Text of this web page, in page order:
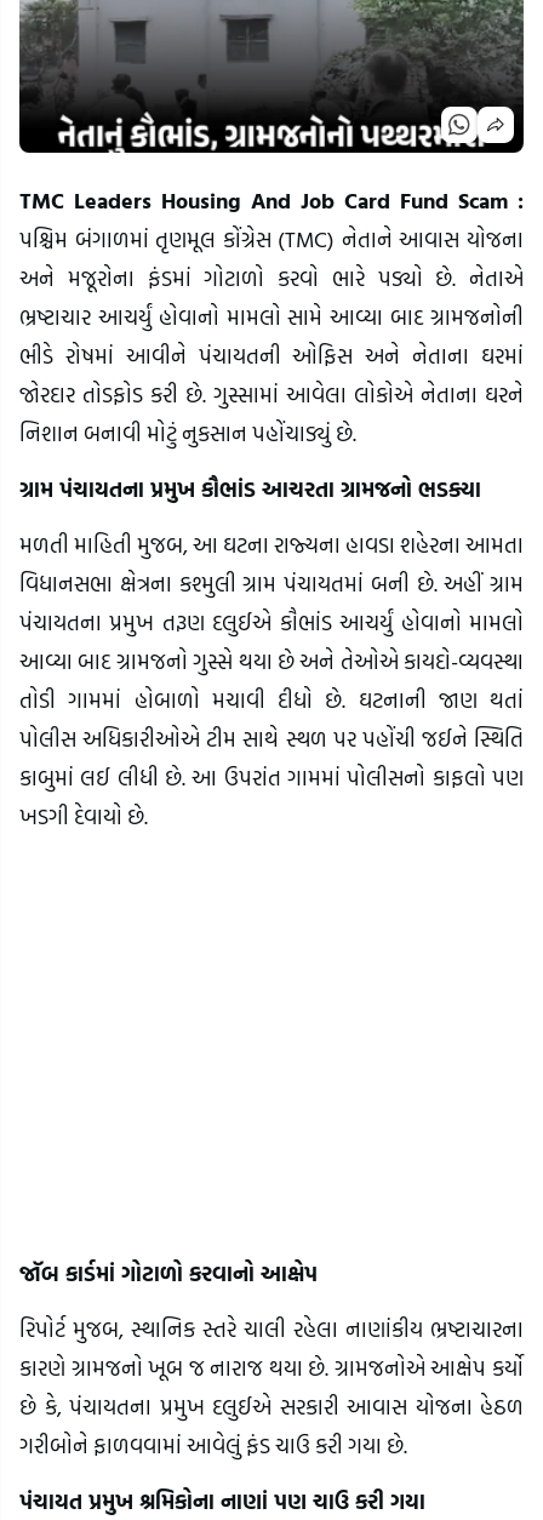
TMC Leaders Housing And Job Card Fund Scam :
પશ્ચિમ બંગાળમાં તૃણમૂલ કોંગ્રેસ (TMC) નેતાને આવાસ યોજના
અને મજૂરોના ફંડમાં ગોટાળો કરવો ભારે પડ્યો છે. નેતાએ
ભ્રષ્ટાચાર આચર્યું હોવાનો મામલો સામે આવ્યા બાદ ગ્રામજનોની
ભીડે રોષમાં આવીને પંચાયતની ઓફિસ અને નેતાના ઘરમાં
જોરદાર તોડફોડ કરી છે. ગુસ્સામાં આવેલા લોકોએ નેતાના ઘરને
નિશાન બનાવી મોટું નુકસાન પહોંચાડ્યું છે.
ગ્રામ પંચાયતના પ્રમુખ કૌભાંડ આચરતા ગ્રામજનો ભડક્યા
મળતી માહિતી મુજબ, આ ઘટના રાજ્યના હાવડા શહેરના આમતા
વિધાનસભા ક્ષેત્રના કશ્મુલી ગ્રામ પંચાયતમાં બની છે. અહીં ગ્રામ
પંચાયતના પ્રમુખ તરૂણ દલુઈએ કૌભાંડ આચર્યું હોવાનો મામલો
આવ્યા બાદ ગ્રામજનો ગુસ્સે થયા છે અને તેઓએ કાયદો-વ્યવસ્થા
તોડી ગામમાં હોબાળો મચાવી દીધો છે. ઘટનાની જાણ થતાં
પોલીસ અધિકારીઓએ ટીમ સાથે સ્થળ પર પહોંચી જઈને સ્થિતિ
કાબુમાં લઈ લીધી છે. આ ઉપરાંત ગામમાં પોલીસનો કાફલો પણ
ખડગી દેવાયો છે.
જૉબ કાર્ડમાં ગોટાળો કરવાનો આક્ષેપ
રિપોર્ટ મુજબ, સ્થાનિક સ્તરે ચાલી રહેલા નાણાંકીય ભ્રષ્ટાચારના
કારણે ગ્રામજનો ખૂબ જ નારાજ થયા છે. ગ્રામજનોએ આક્ષેપ કર્યો
છે કે, પંચાયતના પ્રમુખ દલુઈએ સરકારી આવાસ યોજના હેઠળ
ગરીબોને ફાળવવામાં આવેલું ફંડ ચાઉ કરી ગયા છે.
પંચાયત પ્રમુખ શ્રમિકોના નાણાં પણ ચાઉ કરી ગયા